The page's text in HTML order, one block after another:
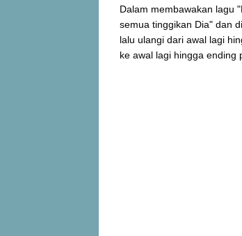
Dalam membawakan lagu
semua tinggikan Dia" dan
lalu ulangi dari awal lagi
ke awal lagi hingga ending